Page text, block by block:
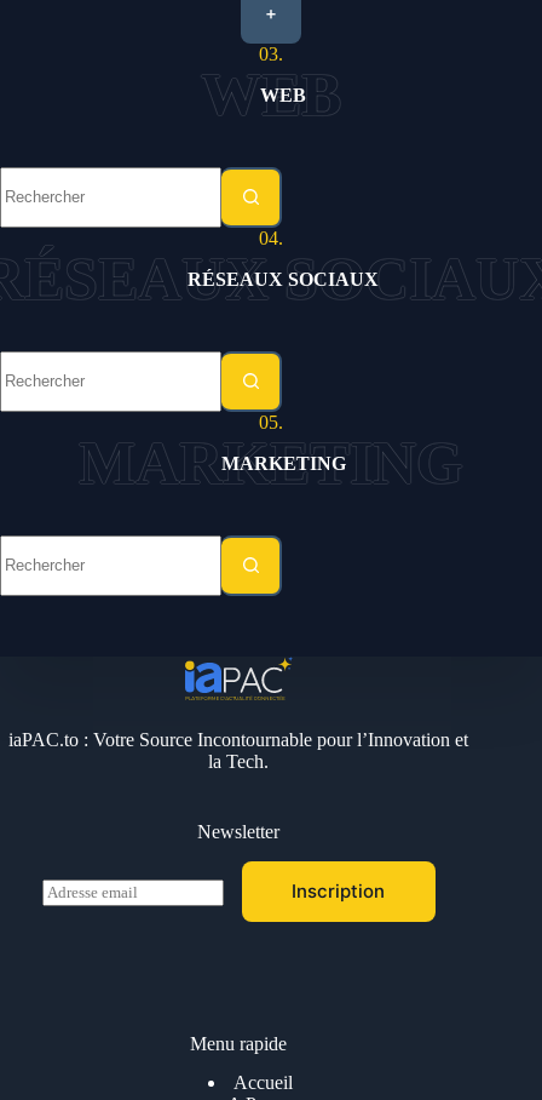
+
03.
WEB
résultat
04.
RÉSEAUX SOCIAUX
résultat
05.
MARKETING
résultat
iaPAC.to : Votre Source Incontournable pour l’Innovation et
la Tech.
Newsletter
E
m
Inscription
Menu rapide
Accueil